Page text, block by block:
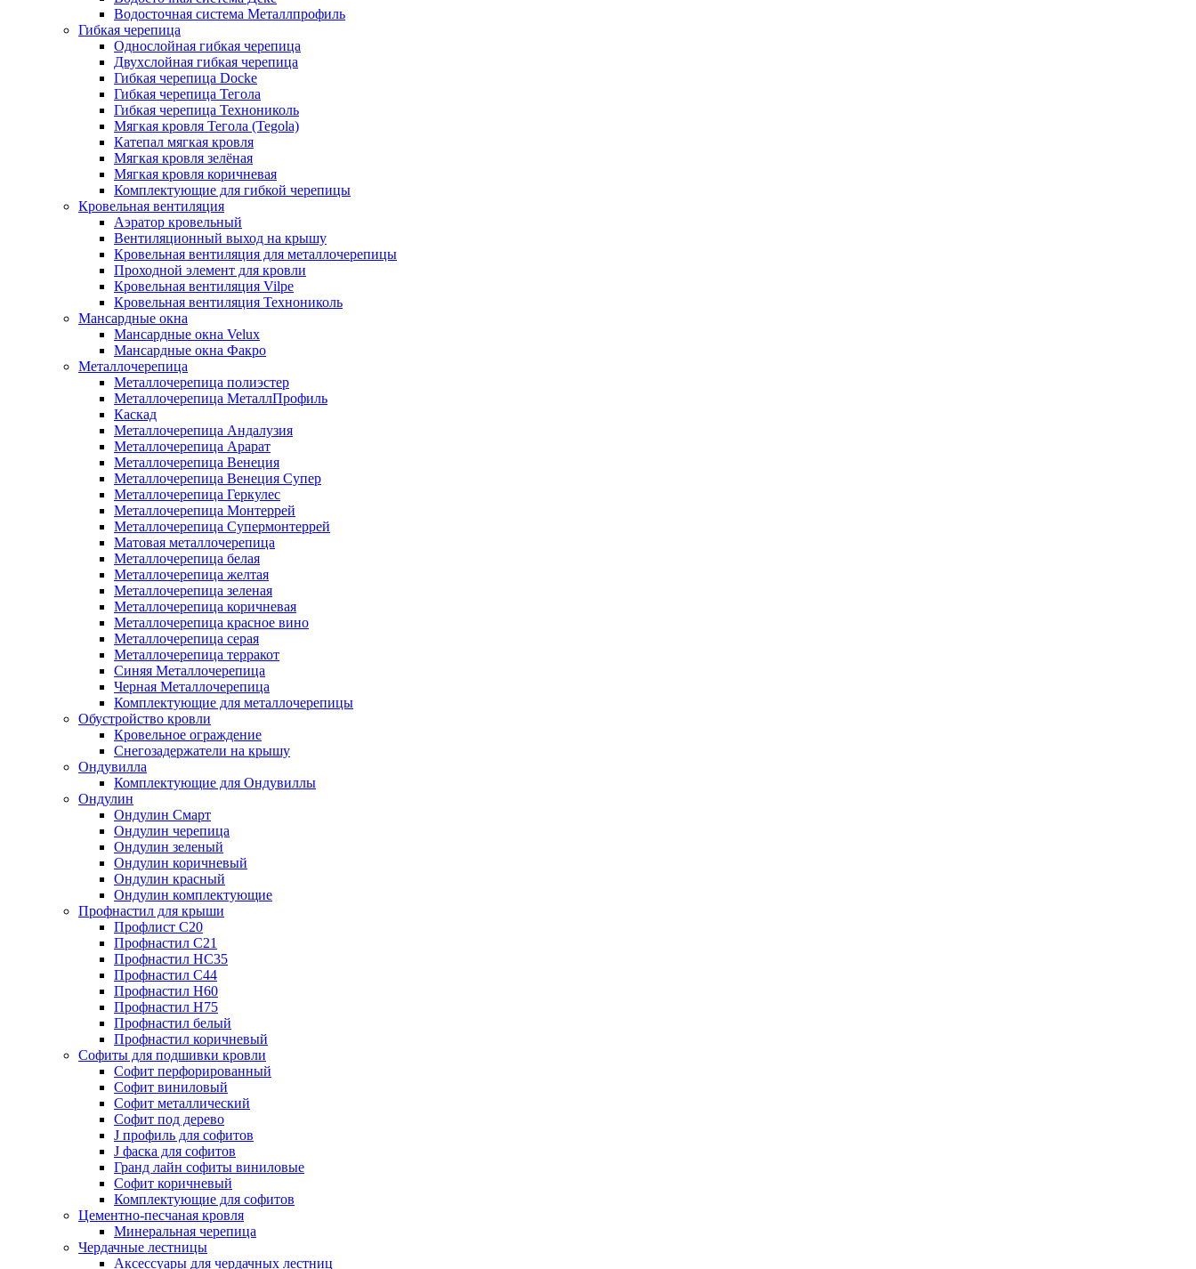
Водосточная система Металлпрофиль
Гибкая черепица
Однослойная гибкая черепица
Двухслойная гибкая черепица
Гибкая черепица Docke
Гибкая черепица Тегола
Гибкая черепица Технониколь
Мягкая кровля Тегола (Tegola)
Катепал мягкая кровля
Мягкая кровля зелёная
Мягкая кровля коричневая
Комплектующие для гибкой черепицы
Кровельная вентиляция
Аэратор кровельный
Вентиляционный выход на крышу
Кровельная вентиляция для металлочерепицы
Проходной элемент для кровли
Кровельная вентиляция Vilpe
Кровельная вентиляция Технониколь
Мансардные окна
Мансардные окна Velux
Мансардные окна Факро
Металлочерепица
Металлочерепица полиэстер
Металлочерепица МеталлПрофиль
Каскад
Металлочерепица Андалузия
Металлочерепица Арарат
Металлочерепица Венеция
Металлочерепица Венеция Супер
Металлочерепица Геркулес
Металлочерепица Монтеррей
Металлочерепица Супермонтеррей
Матовая металлочерепица
Металлочерепица белая
Металлочерепица желтая
Металлочерепица зеленая
Металлочерепица коричневая
Металлочерепица красное вино
Металлочерепица серая
Металлочерепица терракот
Синяя Металлочерепица
Черная Металлочерепица
Комплектующие для металлочерепицы
Обустройство кровли
Кровельное ограждение
Снегозадержатели на крышу
Ондувилла
Комплектующие для Ондувиллы
Ондулин
Ондулин Смарт
Ондулин черепица
Ондулин зеленый
Ондулин коричневый
Ондулин красный
Ондулин комплектующие
Профнастил для крыши
Профлист С20
Профнастил С21
Профнастил НС35
Профнастил С44
Профнастил Н60
Профнастил Н75
Профнастил белый
Профнастил коричневый
Софиты для подшивки кровли
Cофит перфорированный
Софит виниловый
Софит металлический
Софит под дерево
J профиль для софитов
J фаска для софитов
Гранд лайн софиты виниловые
Софит коричневый
Комплектующие для софитов
Цементно-песчаная кровля
Минеральная черепица
Чердачные лестницы
Аксессуары для чердачных лестниц